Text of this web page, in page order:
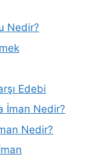
Nedir?
Edebi
İman Nedir?
Nedir?